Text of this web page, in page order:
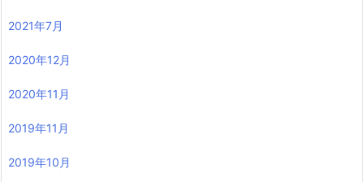
2021年7月
2020年12月
2020年11月
2019年11月
2019年10月